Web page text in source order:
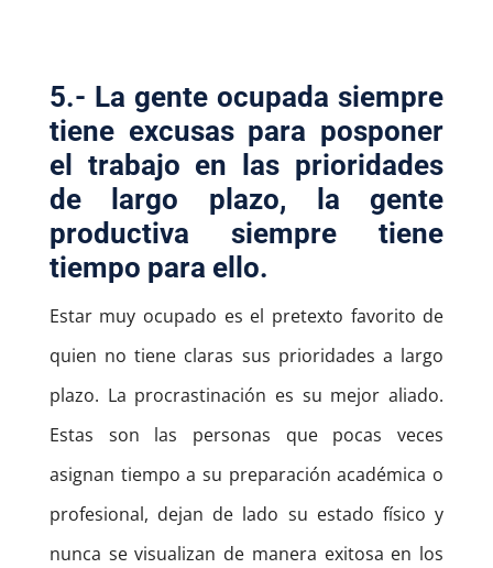
5.- La gente ocupada siempre
tiene excusas para posponer
el trabajo en las prioridades
de largo plazo, la gente
productiva siempre tiene
tiempo para ello.
Estar muy ocupado es el pretexto favorito de
quien no tiene claras sus prioridades a largo
plazo. La procrastinación es su mejor aliado.
Estas son las personas que pocas veces
asignan tiempo a su preparación académica o
profesional, dejan de lado su estado físico y
nunca se visualizan de manera exitosa en los